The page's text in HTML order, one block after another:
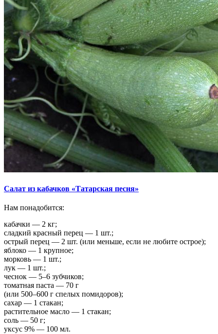
Салат из кабачков «Татарская песня»
Нам понадобится:
кабачки — 2 кг;
сладкий красный перец — 1 шт.;
острый перец — 2 шт. (или меньше, если не любите острое);
яблоко — 1 крупное;
морковь — 1 шт.;
лук — 1 шт.;
чеснок — 5–6 зубчиков;
томатная паста — 70 г
(или 500–600 г спелых помидоров);
сахар — 1 стакан;
растительное масло — 1 стакан;
соль — 50 г;
уксус 9% — 100 мл.